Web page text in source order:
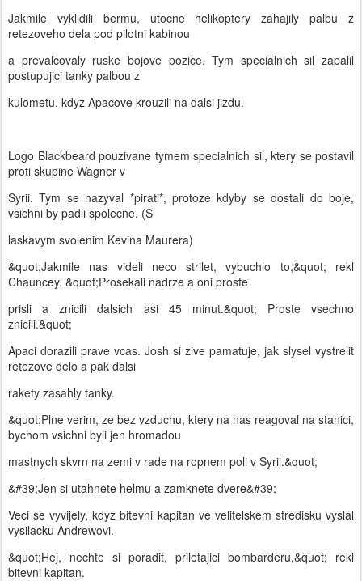
Jakmile vyklidili bermu, utocne helikoptery zahajily palbu z
retezoveho dela pod pilotni kabinou
a prevalcovaly ruske bojove pozice. Tym specialnich sil zapalil
postupujici tanky palbou z
kulometu, kdyz Apacove krouzili na dalsi jizdu.
Logo Blackbeard pouzivane tymem specialnich sil, ktery se postavil
proti skupine Wagner v
Syrii. Tym se nazyval *pirati*, protoze kdyby se dostali do boje,
vsichni by padli spolecne. (S
laskavym svolenim Kevina Maurera)
&quot;Jakmile nas videli neco strilet, vybuchlo to,&quot; rekl
Chauncey. &quot;Prosekali nadrze a oni proste
prisli a znicili dalsich asi 45 minut.&quot; Proste vsechno
znicili.&quot;
Apaci dorazili prave vcas. Josh si zive pamatuje, jak slysel vystrelit
retezove delo a pak dalsi
rakety zasahly tanky.
&quot;Plne verim, ze bez vzduchu, ktery na nas reagoval na stanici,
bychom vsichni byli jen hromadou
mastnych skvrn na zemi v rade na ropnem poli v Syrii.&quot;
&#39;Jen si utahnete helmu a zamknete dvere&#39;
Veci se vyvijely, kdyz bitevni kapitan ve velitelskem stredisku vyslal
vysilacku Andrewovi.
&quot;Hej, nechte si poradit, priletajici bombarderu,&quot; rekl
bitevni kapitan.